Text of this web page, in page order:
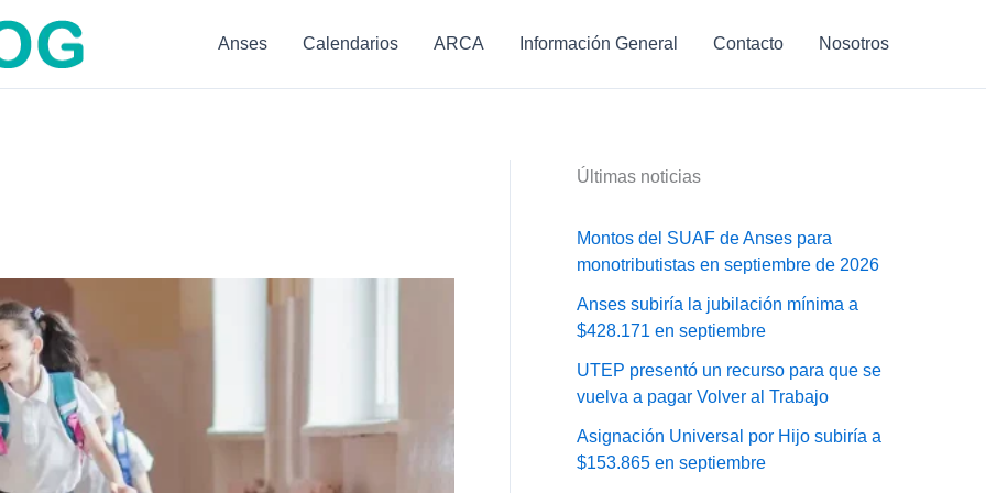
Anses Calendarios ARCA Información General Contacto Nosotros
Últimas noticias
Montos del SUAF de Anses para
monotributistas en septiembre de 2026
Anses subiría la jubilación mínima a
$428.171 en septiembre
UTEP presentó un recurso para que se
vuelva a pagar Volver al Trabajo
Asignación Universal por Hijo subiría a
$153.865 en septiembre